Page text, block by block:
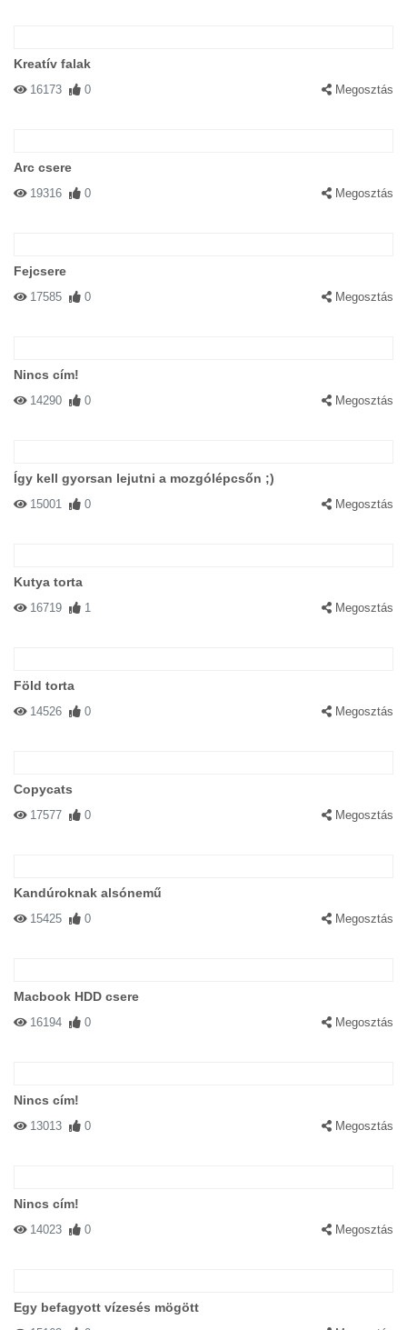
Kreatív falak
16173 0 Megosztás
Arc csere
19316 0 Megosztás
Fejcsere
17585 0 Megosztás
Nincs cím!
14290 0 Megosztás
Így kell gyorsan lejutni a mozgólépcsőn ;)
15001 0 Megosztás
Kutya torta
16719 1 Megosztás
Föld torta
14526 0 Megosztás
Copycats
17577 0 Megosztás
Kandúroknak alsónemű
15425 0 Megosztás
Macbook HDD csere
16194 0 Megosztás
Nincs cím!
13013 0 Megosztás
Nincs cím!
14023 0 Megosztás
Egy befagyott vízesés mögött